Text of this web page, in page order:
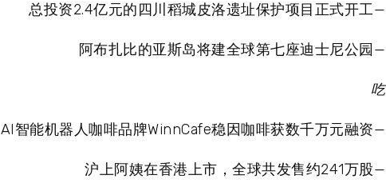
总投资2.4亿元的四川稻城皮洛遗址保护项目正式开工—
阿布扎比的亚斯岛将建全球第七座迪士尼公园—
吃
AI智能机器人咖啡品牌WinnCafe稳因咖啡获数千万元融资—
沪上阿姨在香港上市，全球共发售约241万股—